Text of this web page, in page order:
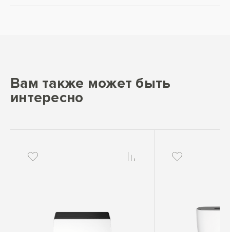
Вам также может быть
интересно